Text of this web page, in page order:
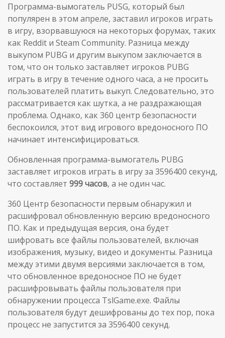
Программа-вымогатель PUSG, который был
популярен в этом апреле, заставил игроков играть
в игру, взорвавшуюся на некоторых форумах, таких
как Reddit и Steam Community. Разница между
выкупом PUBG и другим выкупом заключается в
том, что он только заставляет игроков PUBG
играть в игру в течение одного часа, а не просить
пользователей платить выкуп. Следовательно, это
рассматривается как шутка, а не раздражающая
проблема. Однако, как 360 центр безопасности
беспокоился, этот вид игрового вредоносного ПО
начинает интенсифицироваться.
Обновленная программа-вымогатель PUBG
заставляет игроков играть в игру за 3596400 секунд,
что составляет 999 часов, а не один час.
360 Центр безопасности первым обнаружил и
расшифровал обновленную версию вредоносного
ПО. Как и предыдущая версия, она будет
шифровать все файлы пользователей, включая
изображения, музыку, видео и документы. Разница
между этими двумя версиями заключается в том,
что обновленное вредоносное ПО не будет
расшифровывать файлы пользователя при
обнаружении процесса TslGame.exe. Файлы
пользователя будут дешифрованы до тех пор, пока
процесс не запустится за 3596400 секунд.